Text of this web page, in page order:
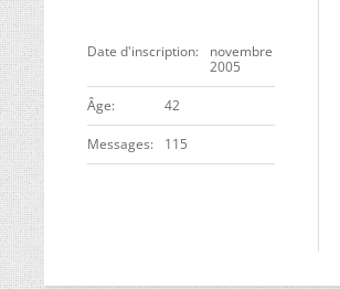
Date d'inscription
novembre
2005
ge 42
Messages 115